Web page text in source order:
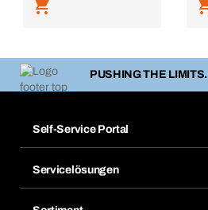
PUSHING THE LIMITS.
Self-Service Portal
Merklisten
Servicelösungen